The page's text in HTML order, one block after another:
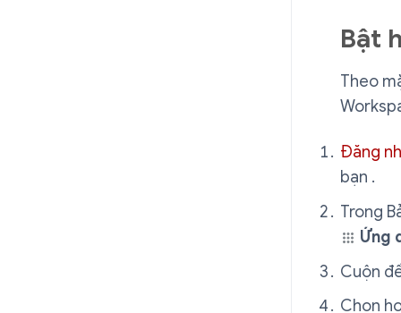
Bật
Theo
Đăng
bạn .
Trong
Ứng
Cuộn
Chọn